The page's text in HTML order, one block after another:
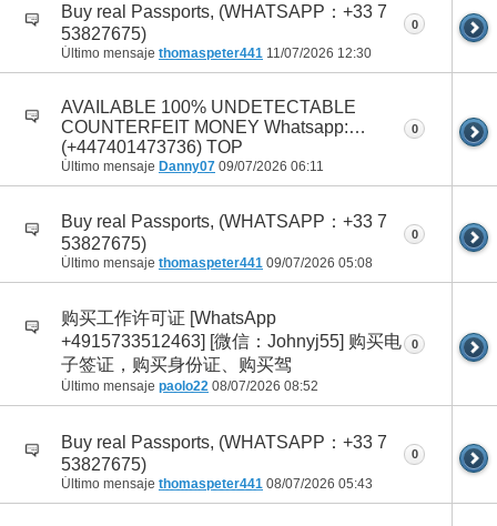
Buy real Passports, (WHATSAPP：+33 7
53827675)
Último mensaje thomaspeter441 11/07/2026 12:30
0
AVAILABLE 100% UNDETECTABLE
COUNTERFEIT MONEY Whatsapp:…
(+447401473736) TOP
Último mensaje Danny07 09/07/2026 06:11
0
Buy real Passports, (WHATSAPP：+33 7
53827675)
Último mensaje thomaspeter441 09/07/2026 05:08
0
购买工作许可证 [WhatsApp
+4915733512463] [微信：Johnyj55] 购买电
子签证，购买身份证、购买驾
Último mensaje paolo22 08/07/2026 08:52
0
Buy real Passports, (WHATSAPP：+33 7
53827675)
Último mensaje thomaspeter441 08/07/2026 05:43
0